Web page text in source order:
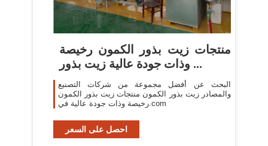
منتجات زيت بذور الكمون رخيصة
وذات جودة عالية زيت بذور ...
البحث عن أفضل مجموعة من شركات التصنيع
والمصادر زيت بذور الكمون منتجات زيت بذور الكمون
رخيصة وذات جودة عالية في.com
احصل على السعر